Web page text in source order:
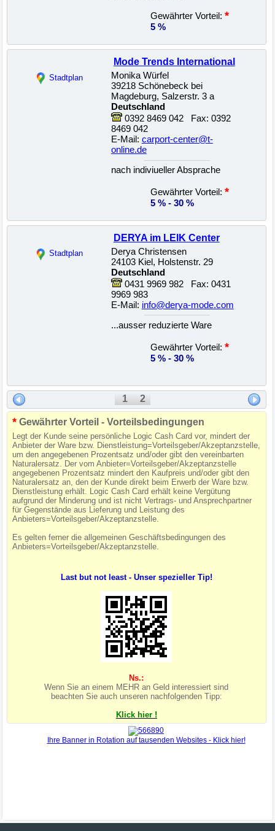
Gewährter Vorteil: *
5 %
Stadtplan
Mode Trends International
Monika Würfel
39218 Schönebeck bei
Magdeburg, Salzerstr. 3 a
Deutschland
0392 8469 042 Fax: 0392
8469 042
E-Mail: carport-center@t-
online.de
nach indiviueller Absprache
Gewährter Vorteil: *
5 % - 30 %
Stadtplan
DERYA im LEIK Center
Derya Christensen
24103 Kiel, Holstenstr. 29
Deutschland
0431 9969 982 Fax: 0431
9969 983
E-Mail: info@derya-mode.com
...ausser reduzierte Ware
Gewährter Vorteil: *
5 % - 30 %
1 2
* Gewährter Vorteil - Vorteilsbedingungen
Legt der Kunde seine persönliche Logic Cash Card vor, mindert der
Anbieter der Ware bzw. Dienstleistung=Vorteilsgeber/Akzeptanzstelle,
um den angegebenen Prozentsatz und/oder gibt den vereinbarten
Naturalersatz. Der vom Anbieter=Vorteilsgeber/Akzeptanzstelle
angegebenen Prozentsatz mindert den Kaufpreis und/oder gibt den
Naturalersatz an, den der Kunde direkt beim Erwerb der Ware bzw.
Dienstleistung erhält. Logic Cash Card erhält keine Vergütung
aufgrund der Minderung und ist nicht Vertrags- und Ansprechpartner
für Gegenstände aus Lieferung und Leistung des
Anbieters=Vorteilsgeber/Akzeptanzstelle.
Es gelten ferner die allgemeinen Geschäftsbedingungen des
Anbieters=Vorteilsgeber/Akzeptanzstelle.
Last but not least - Unser spezieller Tip!
Ns.:
Wenn Sie an einem MEHR an Geld interessiert sind
beachten Sie auch unseren nachfolgenden Tipp:
Klick hier !